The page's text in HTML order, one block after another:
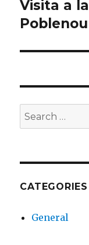
Next
post:
Visita a
Poblenou
Search
for:
CATEGORIES
General